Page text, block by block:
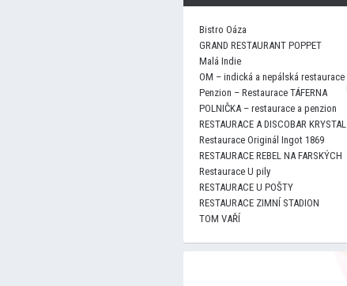
Bistro Oáza
GRAND RESTAURANT POPPET
Malá Indie
OM – indická a nepálská restaurace
Penzion – Restaurace TÁFERNA
POLNIČKA – restaurace a penzion
RESTAURACE A DISCOBAR KRYSTAL
Restaurace Originál Ingot 1869
RESTAURACE REBEL NA FARSKÝCH
Restaurace U pily
RESTAURACE U POŠTY
RESTAURACE ZIMNÍ STADION
TOM VAŘÍ